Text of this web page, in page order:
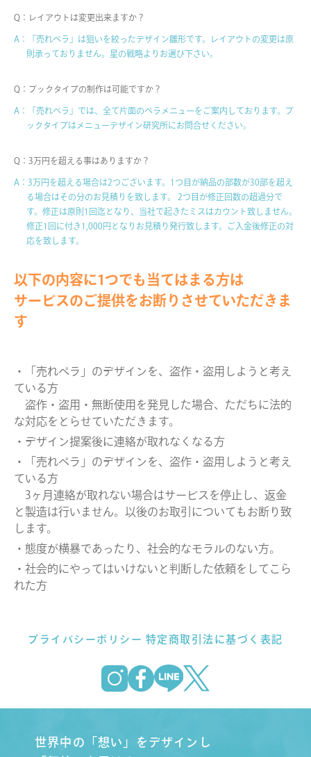
Q：レイアウトは変更出来ますか？
A：「売れペラ」は狙いを絞ったデザイン雛形です。
レイアウトの変更は原
則承っておりません。 星の戦略よりお選び下さい。
Q：ブックタイプの制作は可能ですか？
A：「売れペラ」では、全て片面のペラメニューを ご案内しております。ブ
ックタイプは メニューデザイン研究所にお問合せください。
Q：3万円を超える事はありますか？
A：3万円を超える場合は2つございます。1つ目が納品の部数が30部を超え
る場合はその分のお見積りを致します。 2つ目が修正回数の超過分で
す。 修正は原則1回迄となり、当社で起きたミスはカウント致しません。
修正1回に付き1,000円となりお見積り発行致します。ご入金後修正の対
応を致します。
以下の内容に1つでも当てはまる方は
サービスのご提供をお断りさせていただきま
す
・「売れペラ」のデザインを、盗作・盗用しようと考え
ている方
盗作・盗用・無断使用を発見した場合、ただちに法的
な対応をとらせていただきます。
・デザイン提案後に連絡が取れなくなる方
・「売れペラ」のデザインを、盗作・盗用しようと考え
ている方
3ヶ月連絡が取れない場合はサービスを停止し、返金
と製造は行いません。以後のお取引についてもお断り致
します。
・態度が横暴であったり、社会的なモラルのない方。
・社会的にやってはいけないと判断した依頼をしてこら
れた方
プライバシーポリシー 特定商取引法に基づく表記
世界中の「想い」をデザインし